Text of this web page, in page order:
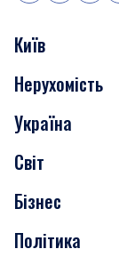
Київ
Події
Скандали
Нерухомість
Транспорт
Нерухомість
Україна
Світ
Бізнес
Політика